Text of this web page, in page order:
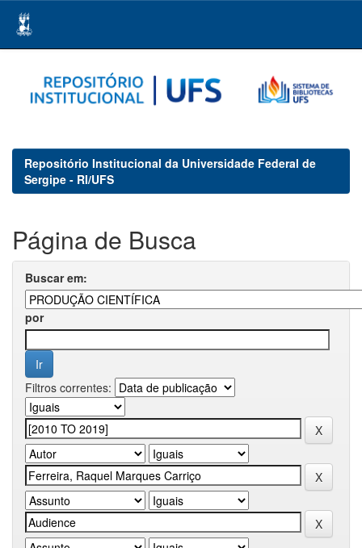
navigation
Repositório Institucional da Universidade Federal de
Sergipe - RI/UFS
Página de Busca
Buscar em:
por
Filtros correntes: